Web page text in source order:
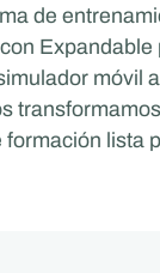
&
de
Expandable
móvil
formación lista